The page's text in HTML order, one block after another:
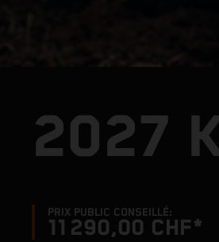
2027
PRIX PUBLIC CONSEILLÉ:
11 290,00 CHF*